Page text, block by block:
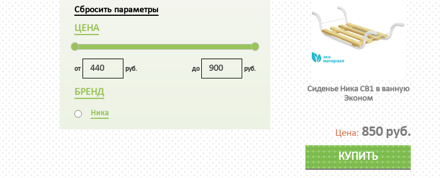
Сбросить параметры
ЦЕНА
от руб. до руб.
БРЕНД
Ника
Сиденье Ника СВ1 в ванную
Эконом
Цена: 850 руб.
КУПИТЬ